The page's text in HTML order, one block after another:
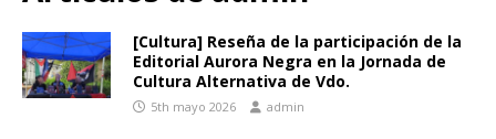
[Cultura] Reseña de la participación de la
Editorial Aurora Negra en la Jornada de
Cultura Alternativa de Vdo.
5th mayo 2026 admin